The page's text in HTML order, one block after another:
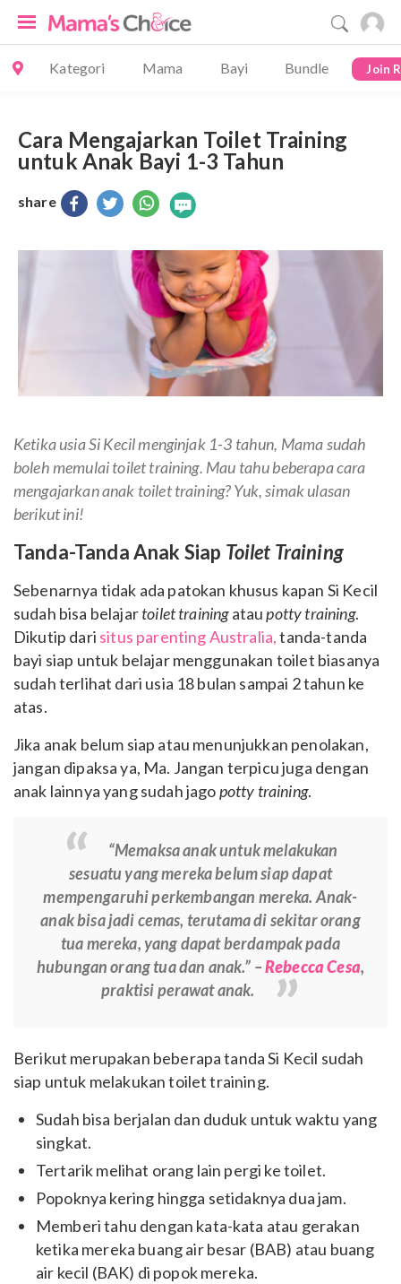
Kategori Mama Bayi Bundle Join
Cara Mengajarkan Toilet Training
untuk Anak Bayi 1-3 Tahun
share
Ketika usia Si Kecil menginjak 1-3 tahun, Mama sudah
boleh memulai toilet training. Mau tahu beberapa cara
mengajarkan anak toilet training? Yuk, simak ulasan
berikut ini!
Tanda-Tanda Anak Siap Toilet Training
Sebenarnya tidak ada patokan khusus kapan Si Kecil
sudah bisa belajartoilet trainingataupotty training.
Dikutip dari situs parenting Australia,tanda-tanda
bayi siap untuk belajar menggunakan toilet biasanya
sudah terlihat dari usia 18 bulan sampai 2 tahun ke
atas.
Jika anak belum siap atau menunjukkan penolakan,
jangan dipaksa ya, Ma. Jangan terpicu juga dengan
anak lainnya yang sudah jagopotty training.
“Memaksa anak untuk melakukan
sesuatu yang mereka belum siap dapat
mempengaruhi perkembangan mereka. Anak-
anak bisa jadi cemas, terutama di sekitar orang
tua mereka, yang dapat berdampak pada
hubungan orang tua dan anak.” –Rebecca Cesa,
praktisi perawat anak.
Berikut merupakan beberapa tanda Si Kecil sudah
siap untuk melakukan toilet training.
Sudah bisa berjalan dan duduk untuk waktu yang
singkat.
Tertarik melihat orang lain pergi ke toilet.
Popoknya kering hingga setidaknya dua jam.
Memberi tahu dengan kata-kata atau gerakan
ketika mereka buang air besar (BAB) atau buang
air kecil (BAK) di popok mereka.